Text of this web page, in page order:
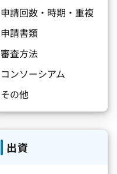
申請回数・時期・重複
申請書類
審査方法
コンソーシアム
その他
出資